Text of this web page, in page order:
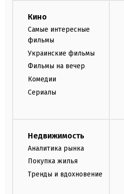
Кино
Самые интересные
фильмы
Украинские фильмы
Фильмы на вечер
Комедии
Сериалы
Недвижимость
Аналитика рынка
Покупка жилья
Тренды и вдохновение